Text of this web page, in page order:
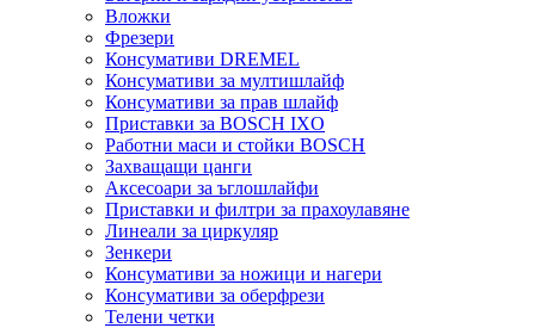
Вложки
Фрезери
Консумативи DREMEL
Консумативи за мултишлайф
Консумативи за прав шлайф
Приставки за BOSCH IXO
Работни маси и стойки BOSCH
Захващащи цанги
Аксесоари за ъглошлайфи
Приставки и филтри за прахоулавяне
Линеали за циркуляр
Зенкери
Консумативи за ножици и нагери
Консумативи за оберфрези
Телени четки